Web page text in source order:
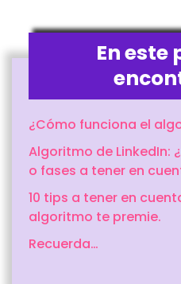
En este
¿Cómo funciona el
Algoritmo de LinkedIn:
o fases a tener en
10 tips a tener en
algoritmo te premie.
Recuerda…